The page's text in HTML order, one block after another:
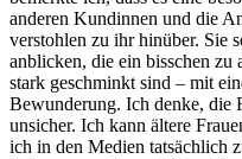
anderen Kundinnen und die
verstohlen zu ihr hinüber. Sie
anblicken, die ein bisschen zu
stark geschminkt sind – mit
Bewunderung. Ich denke, die
unsicher. Ich kann ältere
ich in den Medien tatsächlich